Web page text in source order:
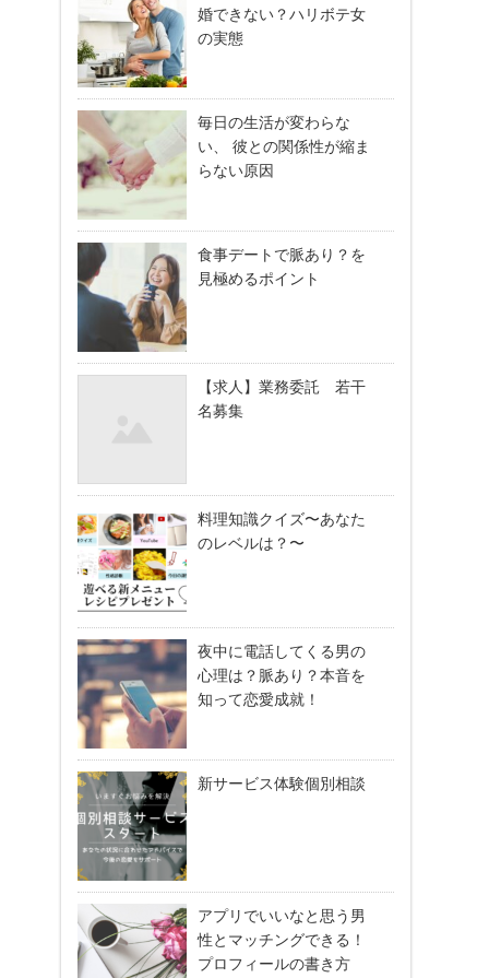
婚できない？ハリボテ女
の実態
毎日の生活が変わらな
い、 彼との関係性が縮ま
らない原因
食事デートで脈あり？を
見極めるポイント
【求人】業務委託 若干
名募集
料理知識クイズ〜あなた
のレベルは？〜
夜中に電話してくる男の
心理は？脈あり？本音を
知って恋愛成就！
新サービス体験個別相談
アプリでいいなと思う男
性とマッチングできる！
プロフィールの書き方